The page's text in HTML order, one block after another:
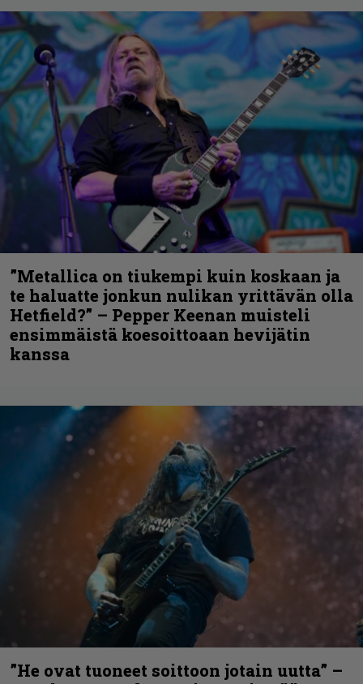
”Metallica on tiukempi kuin koskaan ja
te haluatte jonkun nulikan yrittävän olla
Hetfield?” – Pepper Keenan muisteli
ensimmäistä koesoittoaan hevijätin
kanssa
”He ovat tuoneet soittoon jotain uutta” –